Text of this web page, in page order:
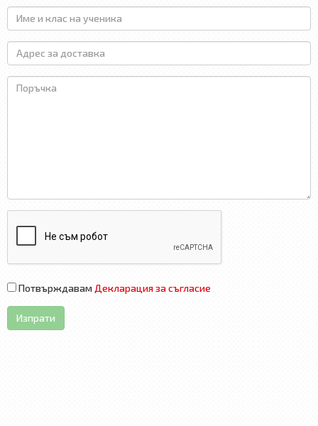
Потвърждавам Декларация за съгласие
Изпрати